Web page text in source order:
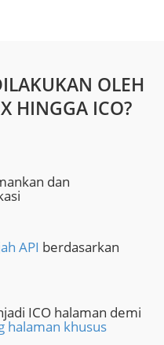
OLEH
HINGGA ICO?
dan
API berdasarkan
ICO halaman demi
halaman khusus